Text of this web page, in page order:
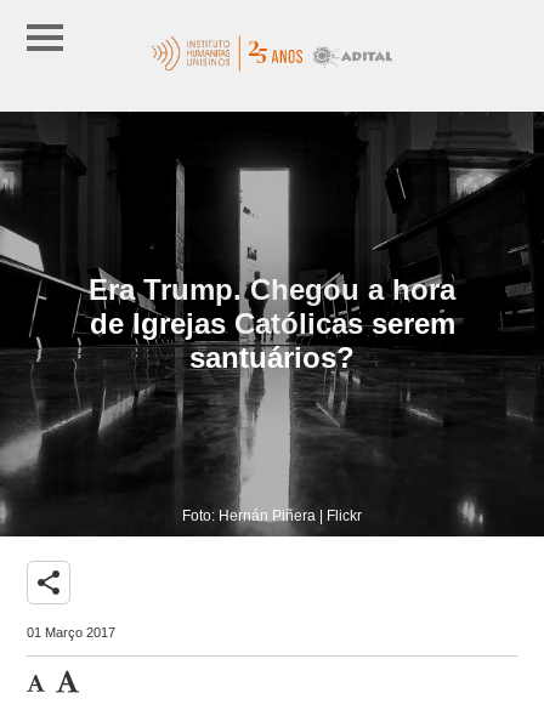
Era Trump. Chegou a hora
de Igrejas Católicas serem
santuários?
Foto: Hernán Piñera | Flickr
share
01 Março 2017